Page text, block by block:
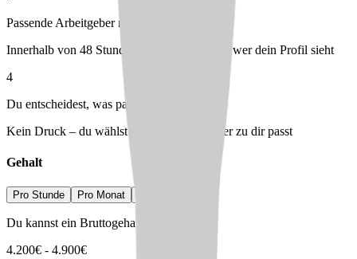
Passende Arbeitgeber melden sich bei dir
Innerhalb von 48 Stunden – du entscheidest, wer dein Profil sieht
4
Du entscheidest, was passt
Kein Druck – du wählst den Arbeitgeber, der zu dir passt
Gehalt
Pro Stunde Pro Monat
Du kannst ein Bruttogehalt erwarten von
4.200€ - 4.900€